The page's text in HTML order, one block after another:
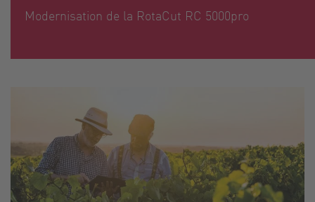
Modernisation de la RotaCut RC 5000pro